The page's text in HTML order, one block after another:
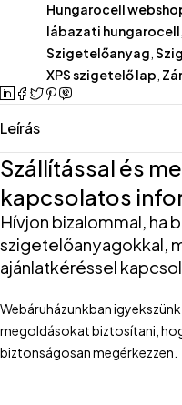
Hungarocell
lábazati hungarocell
Szigetelőanyag
XPS szigetelő lap
Leírás
Szállítással és
kapcsolatos
Hívjon bizalommal, ha
szigetelőanyagokkal,
ajánlatkéréssel
Webáruházunkban
megoldásokat biztosítani,
biztonságosan megérkezzen.